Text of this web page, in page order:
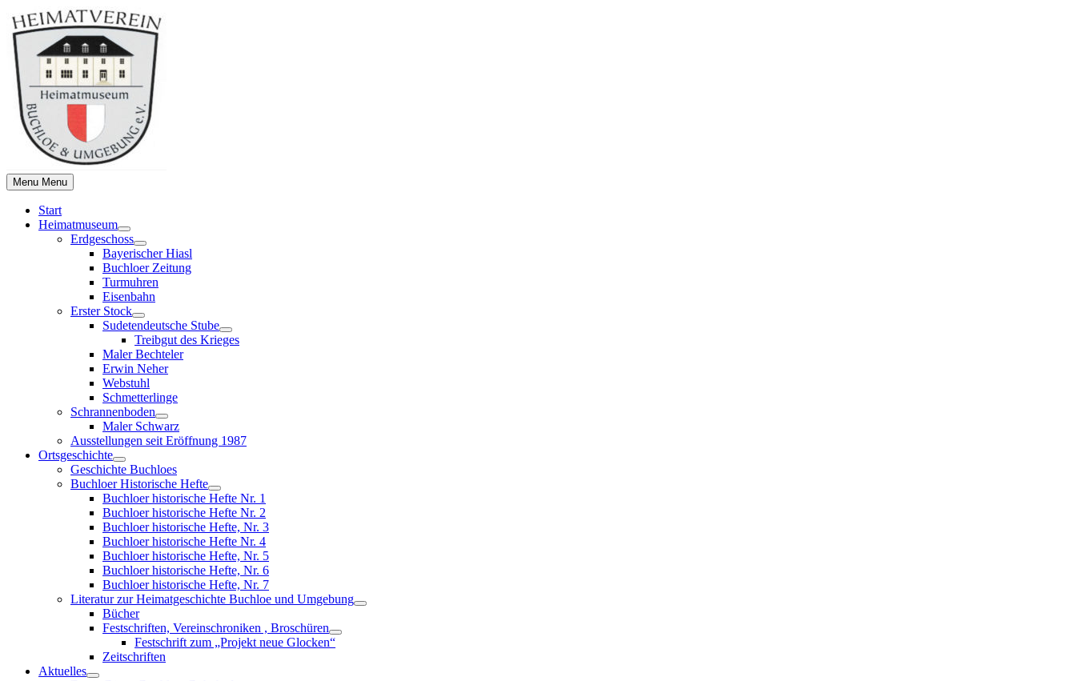
Skip
to
content
Menu Menu
Start
Heimatmuseum
Show
sub
menu
Erdgeschoss
Show
sub
menu
Bayerischer Hiasl
Buchloer Zeitung
Turmuhren
Eisenbahn
Erster Stock
Show
sub
menu
Sudetendeutsche Stube
Show
sub
Treibgut des Krieges
Maler Bechteler
Erwin Neher
Webstuhl
Schmetterlinge
Schrannenboden
Show
sub
menu
Maler Schwarz
Ausstellungen seit Eröffnung 1987
Ortsgeschichte
Show
sub
menu
Geschichte Buchloes
Buchloer Historische Hefte
Show
sub
menu
Buchloer historische Hefte Nr. 1
Buchloer historische Hefte Nr. 2
Buchloer historische Hefte, Nr. 3
Buchloer historische Hefte Nr. 4
Buchloer historische Hefte, Nr. 5
Buchloer historische Hefte, Nr. 6
Buchloer historische Hefte, Nr. 7
Literatur zur Heimatgeschichte Buchloe und Umgebung
Show
Bücher
Festschriften, Vereinschroniken , Broschüren
Show
sub
Festschrift zum „Projekt neue Glocken“
Zeitschriften
Aktuelles